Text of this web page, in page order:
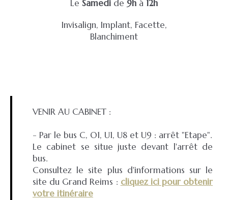
Le Samedi de 9h à 12h
Invisalign, Implant, Facette,
Blanchiment
VENIR AU CABINET :
- Par le bus C, O1, U1, U8 et U9 : arrêt "Etape".
Le cabinet se situe juste devant l'arrêt de
bus.
Consultez le site plus d'informations sur le
site du Grand Reims : cliquez ici pour obtenir
votre itinéraire